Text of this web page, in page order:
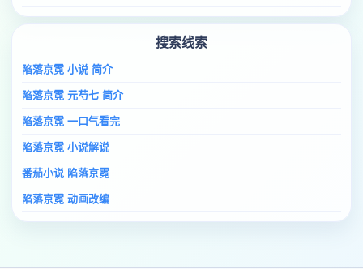
搜索线索
陷落京霓 小说 简介
陷落京霓 元芍七 简介
陷落京霓 一口气看完
陷落京霓 小说解说
番茄小说 陷落京霓
陷落京霓 动画改编